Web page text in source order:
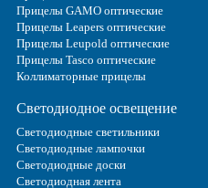
Прицелы GAMO оптические
Прицелы Leapers оптические
Прицелы Leupold оптические
Прицелы Tasco оптические
Коллиматорные прицелы
Светодиодное освещение
Светодиодные светильники
Светодиодные лампочки
Светодиодные доски
Светодиодная лента